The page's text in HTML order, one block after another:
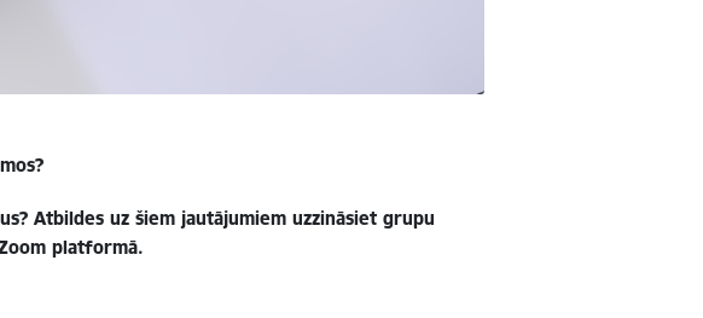
Atbildes uz šiem jautājumiem uzzināsiet grupu
platformā.